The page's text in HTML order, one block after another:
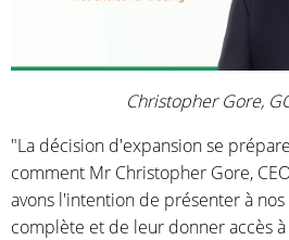
Christopher Gore,
"La décision d'expansion se
comment Mr Christopher Gore,
avons l'intention de présenter à
complète et de leur donner accès